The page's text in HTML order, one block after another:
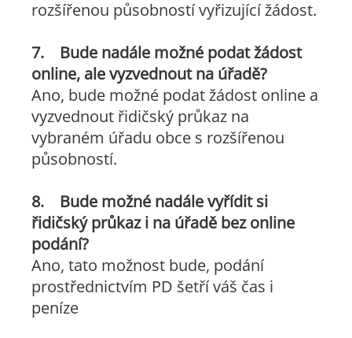
rozšířenou působností vyřizující žádost.
7. Bude nadále možné podat žádost
online, ale vyzvednout na úřadě?
Ano, bude možné podat žádost online a
vyzvednout řidičský průkaz na
vybraném úřadu obce s rozšířenou
působností.
8. Bude možné nadále vyřídit si
řidičský průkaz i na úřadě bez online
podání?
Ano, tato možnost bude, podání
prostřednictvím PD šetří váš čas i
peníze